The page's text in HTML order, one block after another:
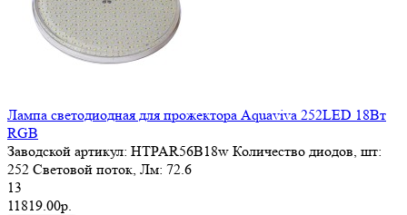
Лампа светодиодная для прожектора Aquaviva 252LED 18Вт
RGB
Заводской артикул: HTPAR56B18w Количество диодов, шт:
252 Световой поток, Лм: 72.6
13
11819.00р.